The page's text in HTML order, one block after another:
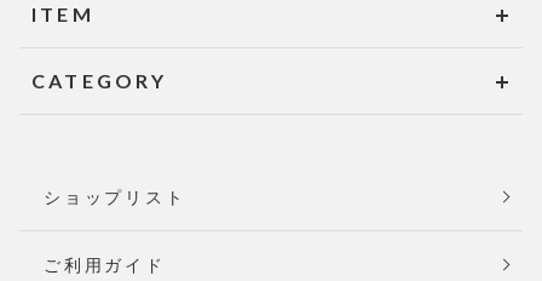
ITEM
CATEGORY
ショップリスト
ご利用ガイド